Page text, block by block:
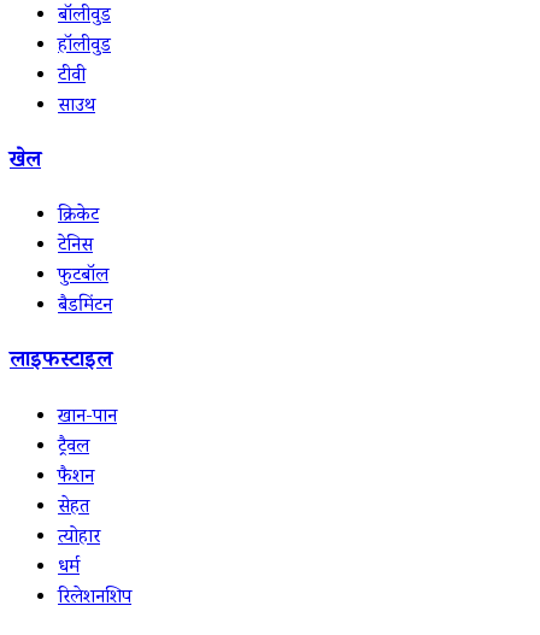
बॉलीवुड
हॉलीवुड
टीवी
साउथ
खेल
क्रिकेट
टेनिस
फुटबॉल
बैडमिंटन
लाइफस्टाइल
खान-पान
ट्रैवल
फैशन
सेहत
त्योहार
धर्म
रिलेशनशिप